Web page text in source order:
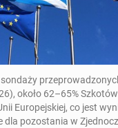
około 62–65% Szkotów
Eu­rope­jskiej, co jest
dla po­zosta­nia w